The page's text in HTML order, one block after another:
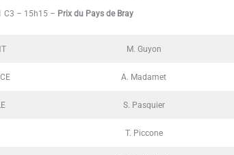
C3 – 15h15 – Prix du Pays de Bray
M. Guyon
A. Madamet
S. Pasquier
T. Piccone